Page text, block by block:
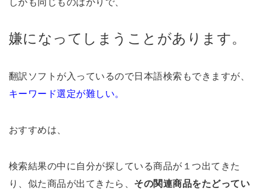
嫌になってしまうことがあります。
翻訳ソフトが入っているので日本語検索もできますが、
キーワード選定が難しい。
おすすめは、
検索結果の中に自分が探している商品が１つ出てきた
り、似た商品が出てきたら、 その関連商品をたどってい